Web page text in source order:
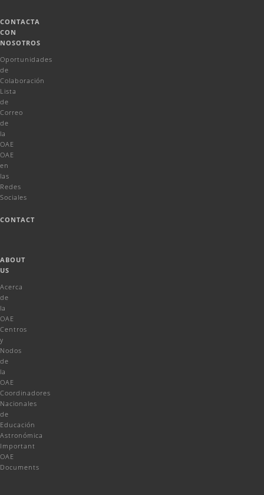
CONTACTA
CON
NOSOTROS
Oportunidades
de
Colaboración
Lista
de
Correo
de
la
OAE
OAE
en
las
Redes
Sociales
CONTACT
ABOUT
US
Acerca
de
la
OAE
Centros
y
Nodos
de
la
OAE
Coordinadores
Nacionales
de
Educación
Astronómica
Important
OAE
Documents